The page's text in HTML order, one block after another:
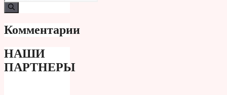
Комментарии
НАШИ
ПАРТНЕРЫ